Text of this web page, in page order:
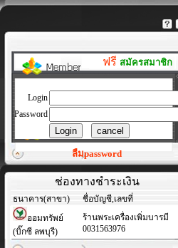
ฟรี สมัครสมาชิก
Login
Password
ลืมpassword
ช่องทางชำระเงิน
ธนาคาร(สาขา)
ชื่อบัญชี,เลขที่
ออมทรัพย์
(บิ๊กซี ลพบุรี)
ร้านพระเครื่องเพิ่มบารมี
0031563976